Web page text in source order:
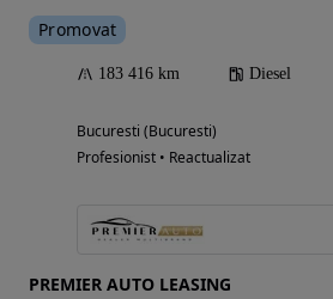
Promovat
183 416 km Diesel
Bucuresti (Bucuresti)
Profesionist • Reactualizat
PREMIER AUTO LEASING